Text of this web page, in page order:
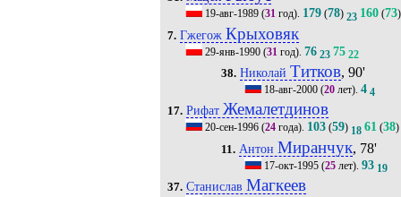
19-авг-1989(31год). 179(78) 23 160(73)
7. Гжегож Крыховяк
29-янв-1990(31 год). 76 23 75 22
38. Николай Титков, 90'
18-авг-2000 (20 лет).4 4
17. Рифат Жемалетдинов
20-сен-1996(24года). 103(59) 18 61(38)
11. Антон Миранчук, 78'
17-окт-1995 (25 лет).93 19
37. Станислав Магкеев